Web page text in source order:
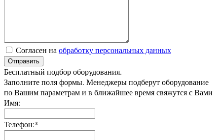
Согласен на обработку персональных данных
Отправить
Бесплатный подбор оборудования.
Заполните поля формы. Менеджеры подберут оборудование
по Вашим параметрам и в ближайшее время свяжутся с Вами
Имя:
Телефон:*